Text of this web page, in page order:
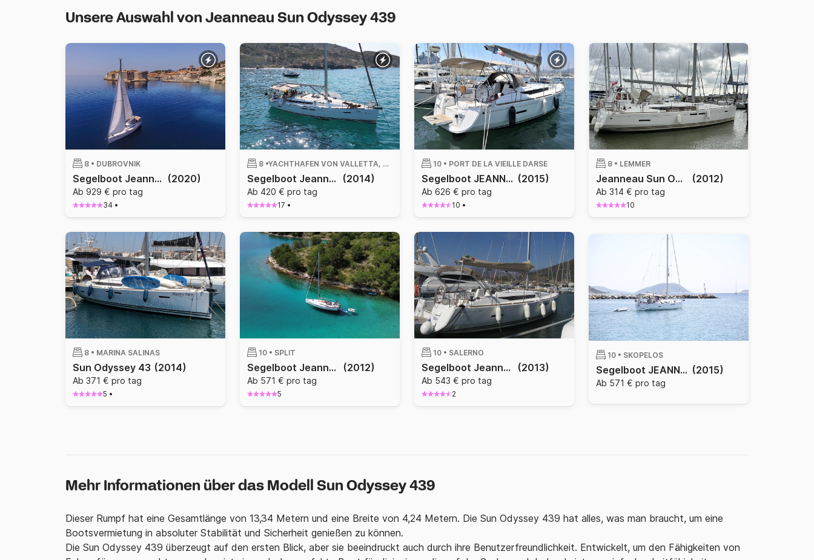
Unsere Auswahl von Jeanneau Sun Odyssey 439
8 • DUBROVNIK
Segelboot Jeanneau Sun Odyssey 439 13.5m (2020)
Ab 929 € pro tag
34 •
8 • YACHTHAFEN VON VALLETTA, VALLETTA
Segelboot Jeanneau Sun Odyssey 439 13.5m (2014)
Ab 420 € pro tag
17 •
10 • PORT DE LA VIEILLE DARSE
Segelboot JEANNEAU SUN ODYSSEY 439 12.98m (2015)
Ab 626 € pro tag
10 •
8 • LEMMER
Jeanneau Sun Odyssey 439 (2012)
Ab 314 € pro tag
10
8 • MARINA SALINAS
Sun Odyssey 43 (2014)
Ab 371 € pro tag
5 •
10 • SPLIT
Segelboot Jeanneau Sun Odyssey 439 13m (2012)
Ab 571 € pro tag
5
10 • SALERNO
Segelboot Jeanneau Sun Odyssey 439 13.34m (2013)
Ab 543 € pro tag
2
10 • SKOPELOS
Segelboot JEANNEAU SUN ODYSSEY 439 13.34m (2015)
Ab 571 € pro tag
Mehr Informationen über das Modell Sun Odyssey 439
Dieser Rumpf hat eine Gesamtlänge von 13,34 Metern und eine Breite von 4,24 Metern. Die Sun Odyssey 439 hat alles, was man braucht, um eine
Bootsvermietung in absoluter Stabilität und Sicherheit genießen zu können.
Die Sun Odyssey 439 überzeugt auf den ersten Blick, aber sie beeindruckt auch durch ihre Benutzerfreundlichkeit. Entwickelt, um den Fähigkeiten von